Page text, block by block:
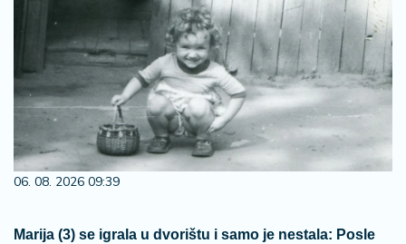
06. 08. 2026 09:39
Marija (3) se igrala u dvorištu i samo je nestala: Posle